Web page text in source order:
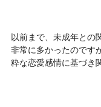
以前まで、未成年との
非常に多かったのです
粋な恋愛感情に基づき